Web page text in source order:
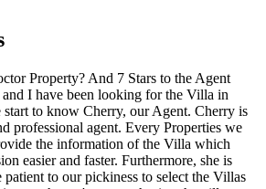
Property? And 7 Stars to the Agent
I have been looking for the Villa in
start to know Cherry, our Agent. Cherry is
professional agent. Every Properties we
the information of the Villa which
easier and faster. Furthermore, she is
to our pickiness to select the Villas